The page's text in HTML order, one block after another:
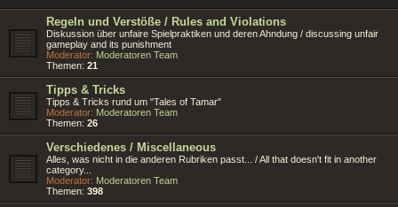
Regeln und Verstöße / Rules and Violations
Diskussion über unfaire Spielpraktiken und deren Ahndung / discussing unfair
gameplay and its punishment
Moderator: Moderatoren Team
Themen: 21
Tipps & Tricks
Tipps & Tricks rund um "Tales of Tamar"
Moderator: Moderatoren Team
Themen: 26
Verschiedenes / Miscellaneous
Alles, was nicht in die anderen Rubriken passt... / All that doesn't fit in another
category...
Moderator: Moderatoren Team
Themen: 398